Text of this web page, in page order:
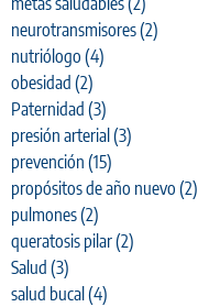
neurotransmisores(2)
nutriólogo (4)
obesidad (2)
Paternidad (3)
presión arterial (3)
prevención (15)
propósitos de año nuevo (2)
pulmones(2)
queratosis pilar(2)
Salud (3)
salud bucal (4)